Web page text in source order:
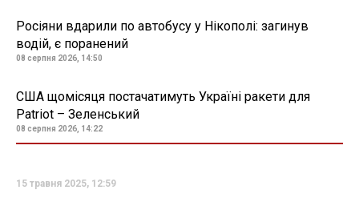
Росіяни вдарили по автобусу у Нікополі: загинув
водій, є поранений
08 серпня 2026, 14:50
США щомісяця постачатимуть Україні ракети для
Patriot – Зеленський
08 серпня 2026, 14:22
15 травня 2025, 12:59